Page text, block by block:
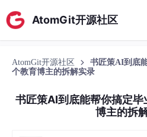
AtomGit开源社区
AtomGit开源社区
书匠策AI到底
个教育博主的拆解实录
书匠策AI到底能帮你搞定
博主的拆